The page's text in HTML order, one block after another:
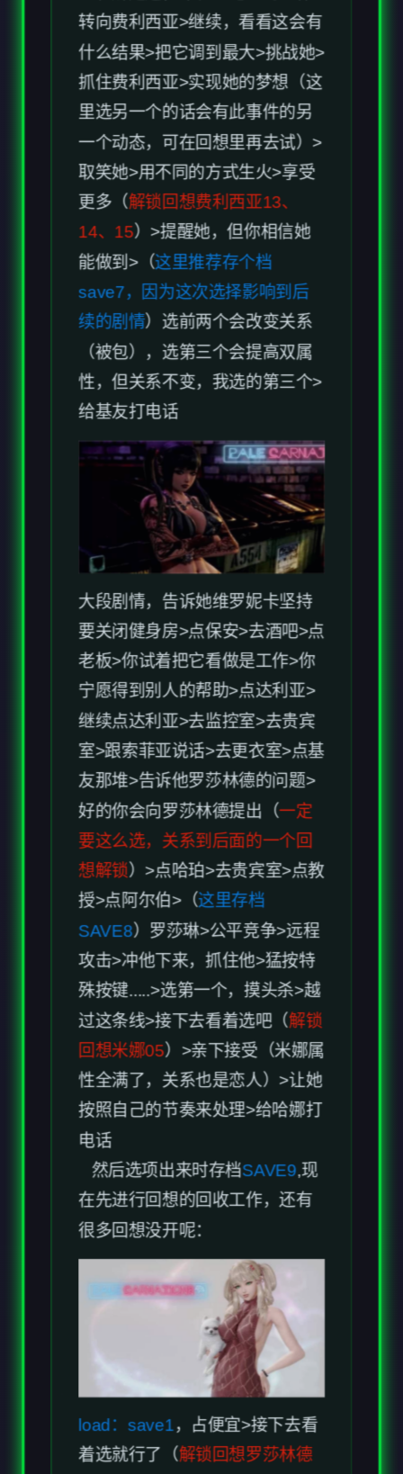
什么结果>把它调到最大>挑战她>
抓住费利西亚>实现她的梦想（这
里选另一个的话会有此事件的另
一个动态，可在回想里再去试）>
取笑她>用不同的方式生火>享受
更多（解锁回想费利西亚13、
14、15）>提醒她，但你相信她
能做到>（这里推荐存个档
save7，因为这次选择影响到后
续的剧情）选前两个会改变关系
（被包），选第三个会提高双属
性，但关系不变，我选的第三个>
给基友打电话
要关闭健身房>点保安>去酒吧>点
老板>你试着把它看做是工作>你
宁愿得到别人的帮助>点达利亚>
继续点达利亚>去监控室>去贵宾
室>跟索菲亚说话>去更衣室>点基
要这么选，关系到后面的一个回
想解锁）>点哈珀>去贵宾室>点教
授>点阿尔伯>（这里存档
）罗莎琳>公平竞争>远程
攻击>冲他下来，抓住他>猛按特
殊按键.....>选第一个，摸头杀>越
过这条线>接下去看着选吧（解锁
回想米娜05）>亲下接受（米娜属
性全满了，关系也是恋人）>让她
按照自己的节奏来处理>给哈娜打
电话
然后选项出来时存档SAVE9 ,现
在先进行回想的回收工作，还有
很多回想没开呢：
load：save1 ，占便宜>接下去看
着选就行了（解锁回想罗莎林德